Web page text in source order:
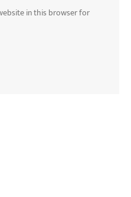
in this browser for